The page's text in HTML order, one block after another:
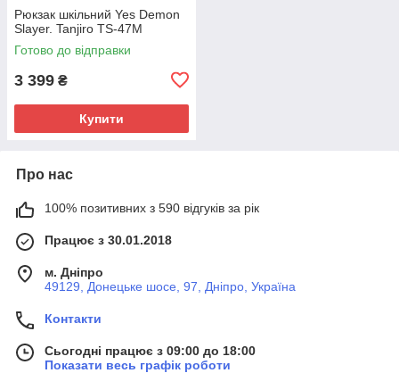
Рюкзак шкільний Yes Demon
Slayer. Tanjiro TS-47M
Готово до відправки
3 399 ₴
Купити
Про нас
100% позитивних з 590 відгуків за рік
Працює з 30.01.2018
м. Дніпро
49129, Донецьке шосе, 97, Дніпро, Україна
Контакти
Сьогодні працює з 09:00 до 18:00
Показати весь графік роботи